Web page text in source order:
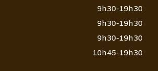
9h30-19h30
9h30-19h30
9h30-19h30
10h45-19h30